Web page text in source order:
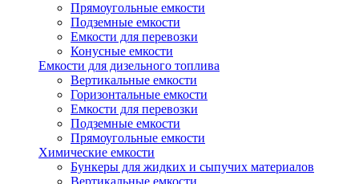
Прямоугольные емкости
Подземные емкости
Емкости для перевозки
Конусные емкости
Емкости для дизельного топлива
Вертикальные емкости
Горизонтальные емкости
Емкости для перевозки
Подземные емкости
Прямоугольные емкости
Химические емкости
Бункеры для жидких и сыпучих материалов
Вертикальные емкости